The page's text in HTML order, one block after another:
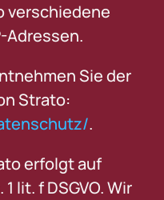
verschiedene
Adressen.
Sie der
Strato:
.
erfolgt auf
lit. f DSGVO. Wir